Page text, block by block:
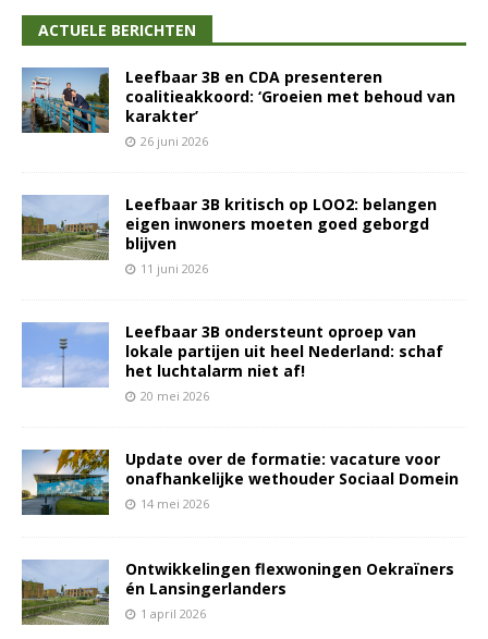
ACTUELE BERICHTEN
Leefbaar 3B en CDA presenteren
coalitieakkoord: ‘Groeien met behoud van
karakter’
26 juni 2026
Leefbaar 3B kritisch op LOO2: belangen
eigen inwoners moeten goed geborgd
blijven
11 juni 2026
Leefbaar 3B ondersteunt oproep van
lokale partijen uit heel Nederland: schaf
het luchtalarm niet af!
20 mei 2026
Update over de formatie: vacature voor
onafhankelijke wethouder Sociaal Domein
14 mei 2026
Ontwikkelingen flexwoningen Oekraïners
én Lansingerlanders
1 april 2026